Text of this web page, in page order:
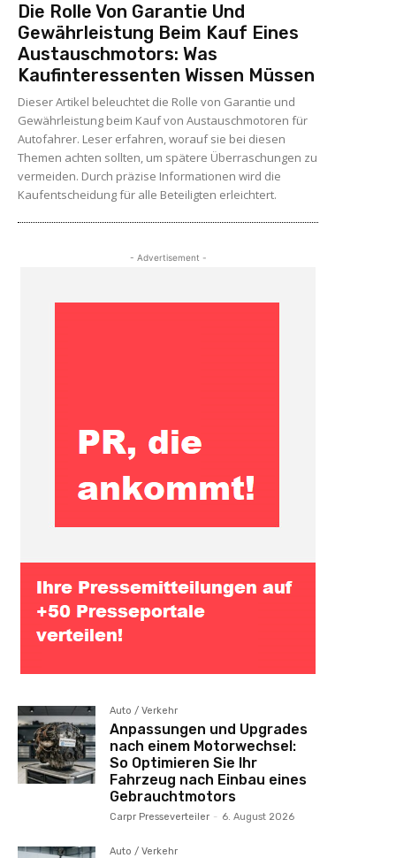
Die Rolle Von Garantie Und
Gewährleistung Beim Kauf Eines
Austauschmotors: Was
Kaufinteressenten Wissen Müssen
Dieser Artikel beleuchtet die Rolle von Garantie und
Gewährleistung beim Kauf von Austauschmotoren für
Autofahrer. Leser erfahren, worauf sie bei diesen
Themen achten sollten, um spätere Überraschungen zu
vermeiden. Durch präzise Informationen wird die
Kaufentscheidung für alle Beteiligten erleichtert.
- Advertisement -
Auto / Verkehr
Anpassungen und Upgrades
nach einem Motorwechsel:
So Optimieren Sie Ihr
Fahrzeug nach Einbau eines
Gebrauchtmotors
Carpr Presseverteiler - 6. August 2026
Auto / Verkehr